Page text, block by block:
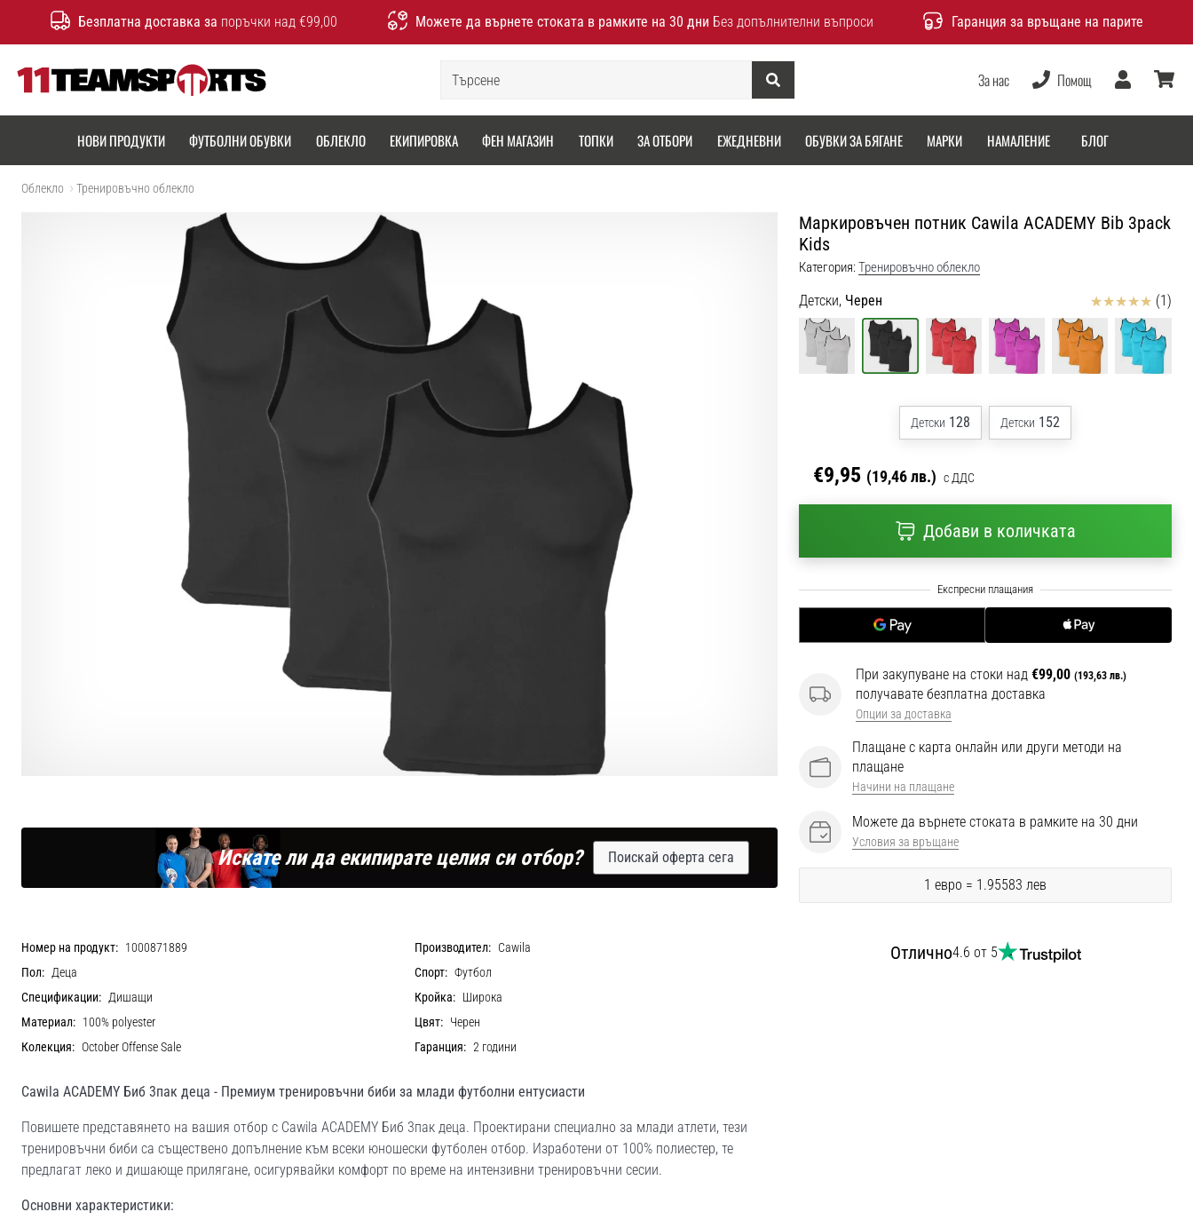
Безплатна доставка за поръчки над €99,00 Можете да върнете стоката в рамките на 30 дни Без допълнителни въпроси Гаранция за връщане на парите
Търсене
За нас Помощ
Потребител
НОВИ ПРОДУКТИ ФУТБОЛНИ ОБУВКИ ОБЛЕКЛО ЕКИПИРОВКА ФЕН МАГАЗИН ТОПКИ ЗА ОТБОРИ ЕЖЕДНЕВНИ ОБУВКИ ЗА БЯГАНЕ МАРКИ НАМАЛЕНИЕ БЛОГ
Облекло Тренировъчно облекло
Маркировъчен потник Cawila ACADEMY Bib 3pack
Kids
Категория:Тренировъчно облекло
Детски, Черен Отзиви (1)
Детски 128 Детски 152
€9,95 (19,46 лв.) с ДДС
Добави в количката
При закупуване на стоки над €99,00 (193,63 лв.)
получавате безплатна доставка
Опции за доставка
Плащане с карта онлайн или други методи на
плащане
Начини на плащане
Можете да върнете стоката в рамките на 30 дни
Условия за връщане
1 евро = 1.95583 лев
Отлично4.6 от 5
Искате ли да екипирате целия си отбор? Поискай оферта сега
Номер на продукт: 1000871889 Производител: Cawila
Пол: Деца Спорт: Футбол
Спецификации: Дишащи Кройка: Широка
Материал: 100% polyester Цвят: Черен
Колекция: October Offense Sale Гаранция: 2 години
Cawila ACADEMY Биб 3пак деца - Премиум тренировъчни биби за млади футболни ентусиасти
Повишете представянето на вашия отбор с Cawila ACADEMY Биб 3пак деца. Проектирани специално за млади атлети, тези
тренировъчни биби са съществено допълнение към всеки юношески футболен отбор. Изработени от 100% полиестер, те
предлагат леко и дишающе прилягане, осигурявайки комфорт по време на интензивни тренировъчни сесии.
Основни характеристики: